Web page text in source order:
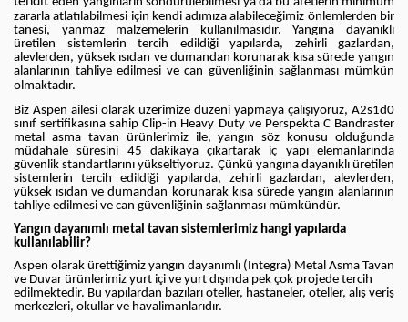
zararla atlatılabilmesi için kendi adımıza alabileceğimiz önlemlerden bir
tanesi, yanmaz malzemelerin kullanılmasıdır. Yangına dayanıklı
üretilen sistemlerin tercih edildiği yapılarda, zehirli gazlardan,
alevlerden, yüksek ısıdan ve dumandan korunarak kısa sürede yangın
alanlarının tahliye edilmesi ve can güvenliğinin sağlanması mümkün
olmaktadır.
Biz Aspen ailesi olarak üzerimize düzeni yapmaya çalışıyoruz, A2s1d0
sınıf sertifikasına sahip Clip-in Heavy Duty ve Perspekta C Bandraster
metal asma tavan ürünlerimiz ile, yangın söz konusu olduğunda
müdahale süresini 45 dakikaya çıkartarak iç yapı elemanlarında
güvenlik standartlarını yükseltiyoruz. Çünkü yangına dayanıklı üretilen
sistemlerin tercih edildiği yapılarda, zehirli gazlardan, alevlerden,
yüksek ısıdan ve dumandan korunarak kısa sürede yangın alanlarının
tahliye edilmesi ve can güvenliğinin sağlanması mümkündür.
Yangın dayanımlı metal tavan sistemlerimiz hangi yapılarda
kullanılabilir?
Aspen olarak ürettiğimiz yangın dayanımlı (Integra) Metal Asma Tavan
ve Duvar ürünlerimiz yurt içi ve yurt dışında pek çok projede tercih
edilmektedir. Bu yapılardan bazıları oteller, hastaneler, oteller, alış veriş
merkezleri, okullar ve havalimanlarıdır.